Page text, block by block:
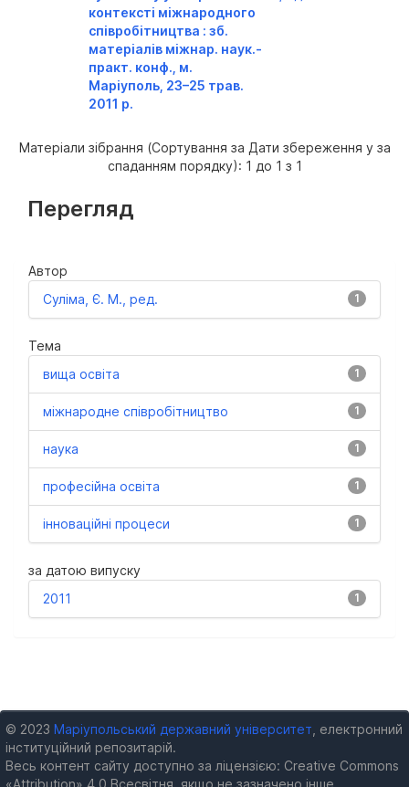
контексті міжнародного
співробітництва : зб.
матеріалів міжнар. наук.-
практ. конф., м.
Маріуполь, 23–25 трав.
2011 р.
Матеріали зібрання (Сортування за Дати збереження у за
спаданням порядку): 1 до 1 з 1
Перегляд
Автор
1
Суліма, Є. М., ред.
Тема
1
вища освіта
1
міжнародне співробітництво
1
наука
1
професійна освіта
1
інноваційні процеси
за датою випуску
1
2011
© 2023 Маріупольський державний університет , електронний
інституційний репозитарій.
Весь контент сайту доступно за ліцензією: Creative Commons
«Attribution» 4.0 Всесвітня, якщо не зазначено інше.